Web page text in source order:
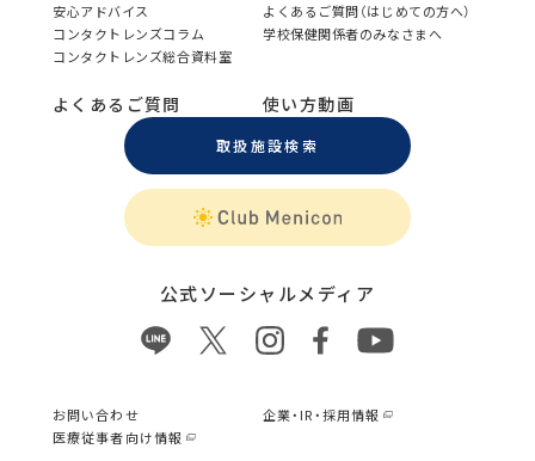
安心アドバイス
よくあるご質問（はじめての方へ）
コンタクトレンズコラム
学校保健関係者のみなさまへ
コンタクトレンズ総合資料室
よくあるご質問 使い方動画
取扱施設検索
公式ソーシャルメディア
お問い合わせ
企業・IR・採用情報
医療従事者向け情報